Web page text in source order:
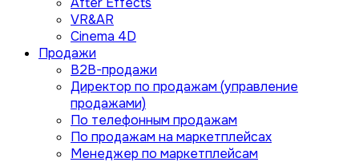
VR&AR
Cinema 4D
Продажи
B2B-продажи
Директор по продажам (управление
продажами)
По телефонным продажам
По продажам на маркетплейсах
Менеджер по маркетплейсам